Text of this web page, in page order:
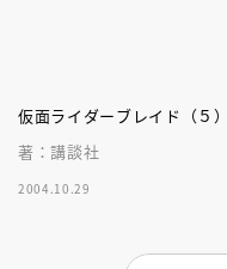
仮面ライダーブレイド（５）
著：講談社
2004.10.29